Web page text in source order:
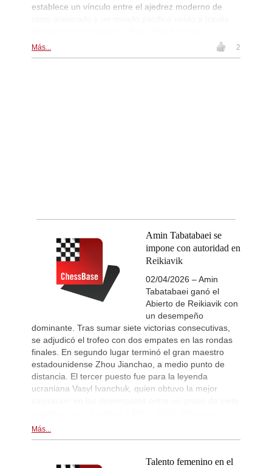
establece un vínculo entre el ajedrez moderno de
Más... 2
Amin Tabatabaei se
impone con autoridad en
Reikiavik
02/04/2026 – Amin
Tabatabaei ganó el
Abierto de Reikiavik con
un desempeño
dominante. Tras sumar siete victorias consecutivas,
se adjudicó el trofeo con dos empates en las rondas
finales. En segundo lugar terminó el gran maestro
estadounidense Zhou Jianchao, a medio punto de
distancia. El tercer puesto fue para la leyenda
ucraniana Vasyl Ivanchuk, quien obtuvo la mejor
Más...
Talento femenino en el